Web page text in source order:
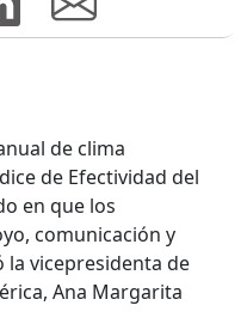
de clima
de Efectividad del
en que los
comunicación y
vicepresidenta de
Ana Margarita